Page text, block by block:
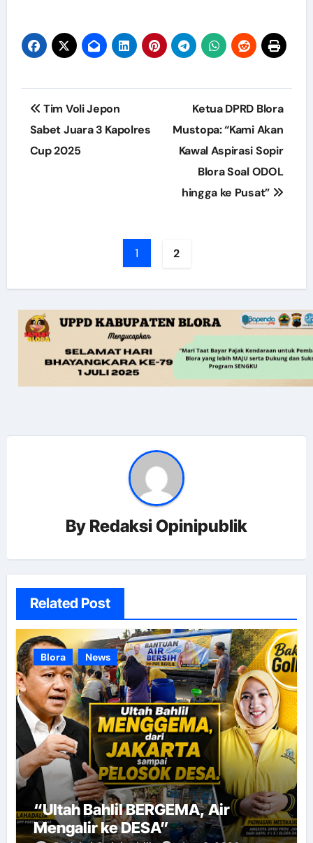
Post
navigation
Tim Voli Jepon
Sabet Juara 3 Kapolres
Cup 2025
Ketua DPRD Blora
Mustopa: “Kami Akan
Kawal Aspirasi Sopir
Blora Soal ODOL
hingga ke Pusat”
1 2
By Redaksi Opinipublik
Related Post
Blora News
“Ultah Bahlil BERGEMA, Air
Mengalir ke DESA”